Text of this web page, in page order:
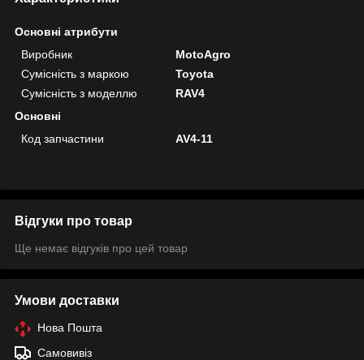
Основні атрибути
Виробник
MotoAgro
Сумісність з маркою
Toyota
Сумісність з моделлю
RAV4
Основні
Код запчастини
AV4-11
Відгуки про товар
Ще немає відгуків про цей товар
Умови доставки
Нова Пошта
Самовивіз